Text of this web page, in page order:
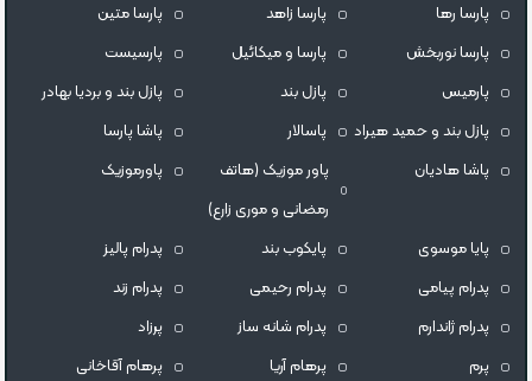
پارسا رها
پارسا زاهد
پارسا متین
پارسا نوربخش
پارسا و میکائیل
پارسیست
پارمیس
پازل بند
پازل بند و بردیا بهادر
پازل بند و حمید هیراد
پاسالار
پاشا پارسا
پاشا هادیان
پاور موزیک (هاتف
رمضانی و موری زارع)
پاورموزیک
پایا موسوی پایکوب بند
پدرام پالیز
پدرام پیامی
پدرام رحیمی
پدرام زند
پدرام ژاندارم
پدرام شانه ساز
پرزاد
پرم
پرهام آریا
پرهام آقاخانی